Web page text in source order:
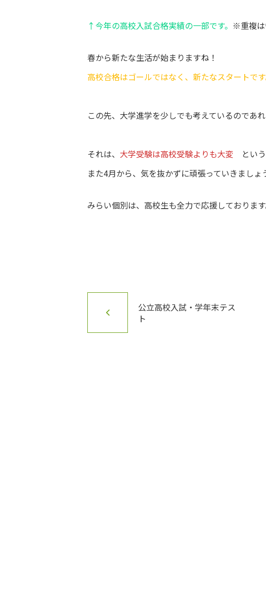
↑今年の高校入試合格実績の一部です。 ※重複は
春から新たな生活が始まりますね！
高校合格はゴールではなく、新たなスタートです
この先、大学進学を少しでも考えているのであ
それは、 大学受験は高校受験よりも大変 とい
また4月から、気を抜かずに頑張っていきましょ
みらい個別は、高校生も全力で応援しております
公立高校入試・学年末テス
ト